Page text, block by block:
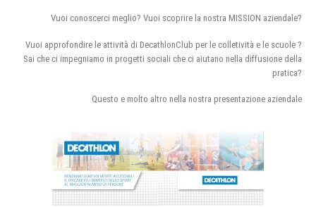
Vuoi conoscerci meglio? Vuoi scoprire la nostra MISSION aziendale?
Vuoi approfondire le attività di DecathlonClub per le colletività e le scuole ?
Sai che ci impegniamo in progetti sociali che ci aiutano nella diffusione della
pratica?
Questo e molto altro nella nostra presentazione aziendale